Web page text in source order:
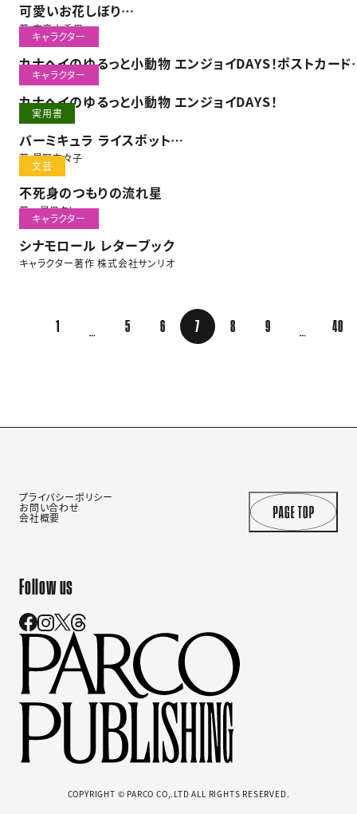
可愛いお花しぼり
あんこのお花練習帖
著 末廣由香里
キャラクター
カナヘイのゆるっと小動物 エンジョイDAYS！ポストカード
クキャラクター
カナヘイのゆるっと小動物 エンジョイDAYS！
実用書
バーミキュラ ライスポット
絶品おまかせ料理
著 星野奈々子
文芸
不死身のつもりの流れ星
著 最果タヒ
キャラクター
シナモロール レターブック
キャラクター著作 株式会社サンリオ
1 5 6 7 8 9 40
プライバシーポリシー
お問い合わせ
会社概要
Follow us
COPYRIGHT © PARCO CO,.LTD ALL RIGHTS RESERVED.